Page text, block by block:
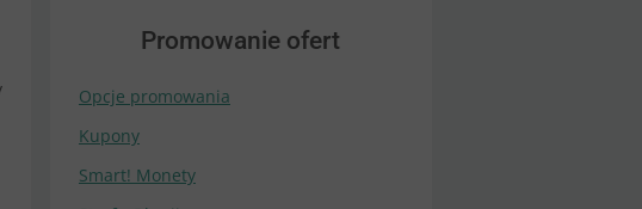
Promowanie ofert
Opcje promowania
Kupony
Smart! Monety